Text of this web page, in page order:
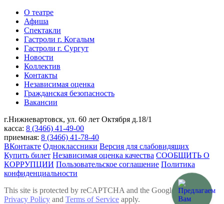
О театре
Афиша
Спектакли
Гастроли г. Когалым
Гастроли г. Сургут
Новости
Коллектив
Контакты
Независимая оценка
Гражданская безопасность
Вакансии
г.Нижневартовск, ул. 60 лет Октября д.18/1
касса: 8 (3466) 41-49-00
приемная: 8 (3466) 41-78-40
ВКонтакте Одноклассники Версия для слабовидящих
Купить билет Независимая оценка качества СООБЩИТЬ О
КОРРУПЦИИ Пользовательское соглашение Политика
конфиденциальности
This site is protected by reCAPTCHA and the Google
Privacy Policy and Terms of Service apply.